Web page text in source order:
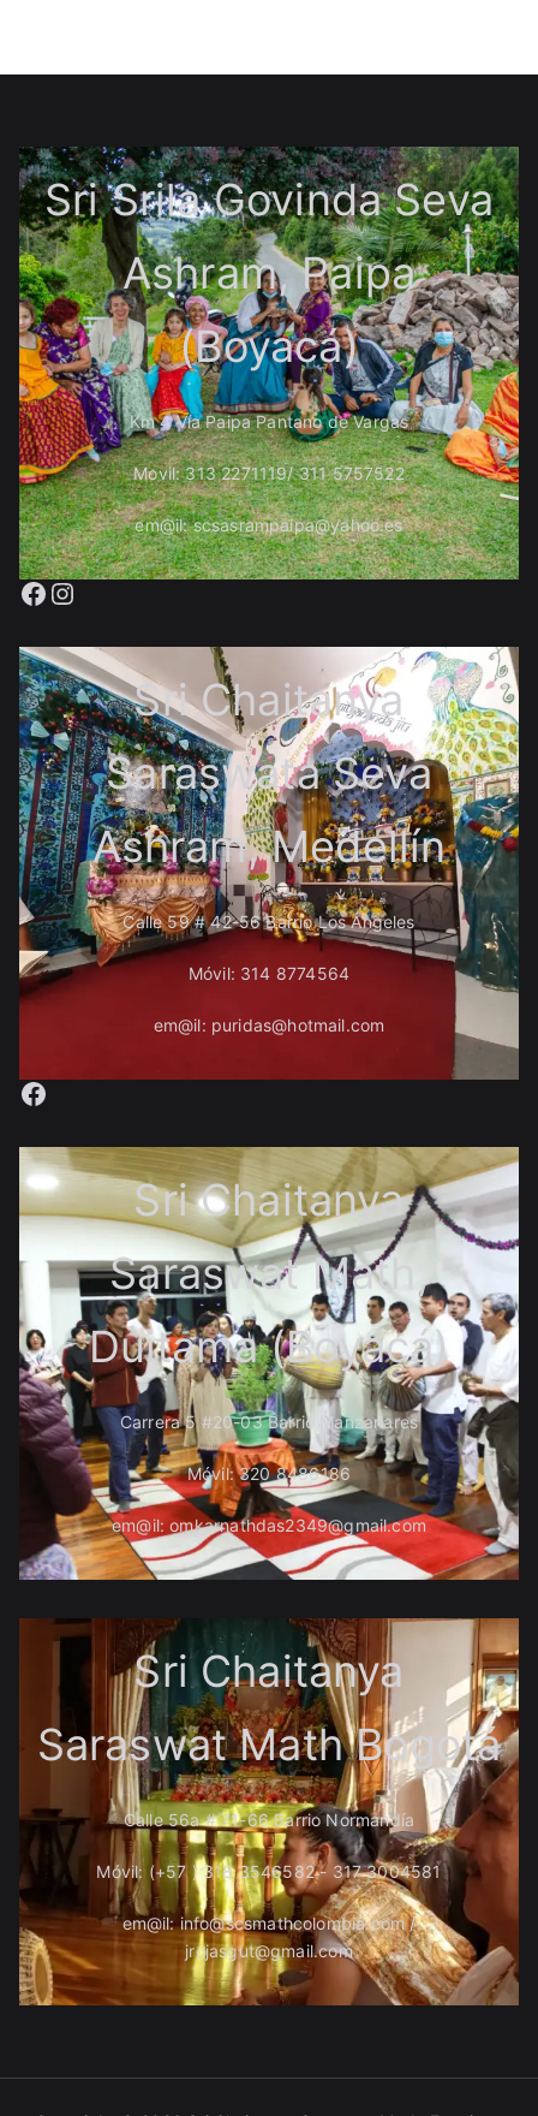
Sri Srila Govinda Seva
Ashram, Paipa
(Boyacá)
Km 4 Vía Paipa Pantano de Vargas
Movil: 313 2271119/ 311 5757522
em@il: scsasrampaipa@yahoo.es
Facebook
Instagram
Sri Chaitanya
Saraswata Seva
Ashram, Medellín
Calle 59 # 42-56 Barrio Los Ángeles
Móvil: 314 8774564
em@il: puridas@hotmail.com
Facebook
Sri Chaitanya
Saraswat Math,
Duitama (Boyacá)
Carrera 5 #20-03 Barrio Manzanares
Móvil: 320 8486186
em@il: omkarnathdas2349@gmail.com
Sri Chaitanya
Saraswat Math Bogotá
Calle 56a # 71-66 Barrio Normandía
Móvil: (+57 ) 318 3546582 - 317 3004581
em@il: info@scsmathcolombia.com /
jrojasgut@gmail.com